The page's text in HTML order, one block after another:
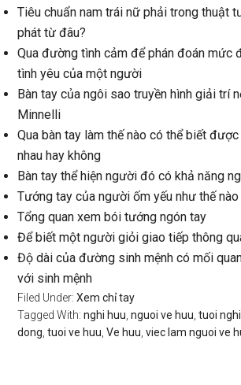
Tiêu chuẩn nam trái nữ phải trong thuật
phát từ đâu?
Qua đường tình cảm để phán đoán mức
tình yêu của một người
Bàn tay của ngôi sao truyền hình giải trí
Minnelli
Qua bàn tay làm thế nào có thể biết
nhau hay không
Bàn tay thể hiện người đó có khả năng
Tướng tay của người ốm yếu như thế nào
Tổng quan xem bói tướng ngón tay
Để biết một người giỏi giao tiếp thông
Độ dài của đường sinh mệnh có mối
với sinh mệnh
Filed Under:Xem chỉ tay
Tagged With:nghi huu ,nguoi ve huu ,tuoi
dong ,tuoi ve huu ,Ve huu ,viec lam nguoi ve